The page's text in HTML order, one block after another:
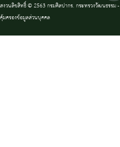
สงวนลิขสิทธิ์ © 2563 กรมศิลปากร. กระทรวงวัฒนธรรม -
คุ้มครองข้อมูลส่วนบุคคล